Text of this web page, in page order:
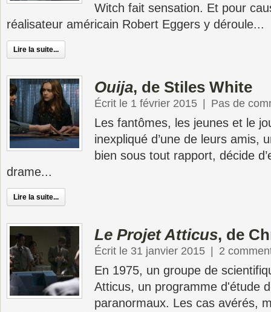
Witch fait sensation. Et pour
réalisateur américain Robert Eggers y déroule...
Lire la suite...
Ouija, de Stiles White
Écrit le 1 février 2015 Pas de
Les fantômes, les jeunes et le
inexpliqué d’une de leurs amis,
bien sous tout rapport, décide
drame...
Lire la suite...
Le Projet Atticus, de
Écrit le 31 janvier 2015 2
En 1975, un groupe de
Atticus, un programme d'étude
paranormaux. Les cas avérés,